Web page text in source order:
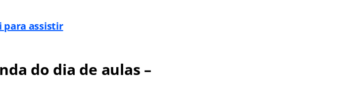
para assistir
do dia de aulas –